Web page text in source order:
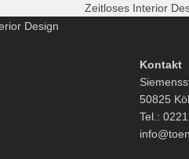
Zeitloses Interior
Kontakt
50825
Tel.: